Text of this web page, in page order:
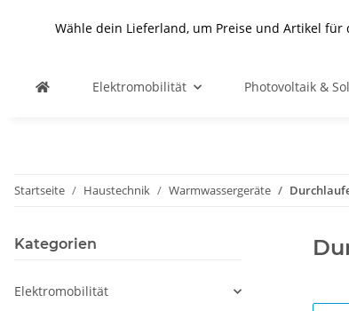
Wähle dein Lieferland, um Preise und Artikel für
Elektromobilität Photovoltaik &
Startseite Haustechnik Warmwassergeräte
Kategorien
Elektromobilität